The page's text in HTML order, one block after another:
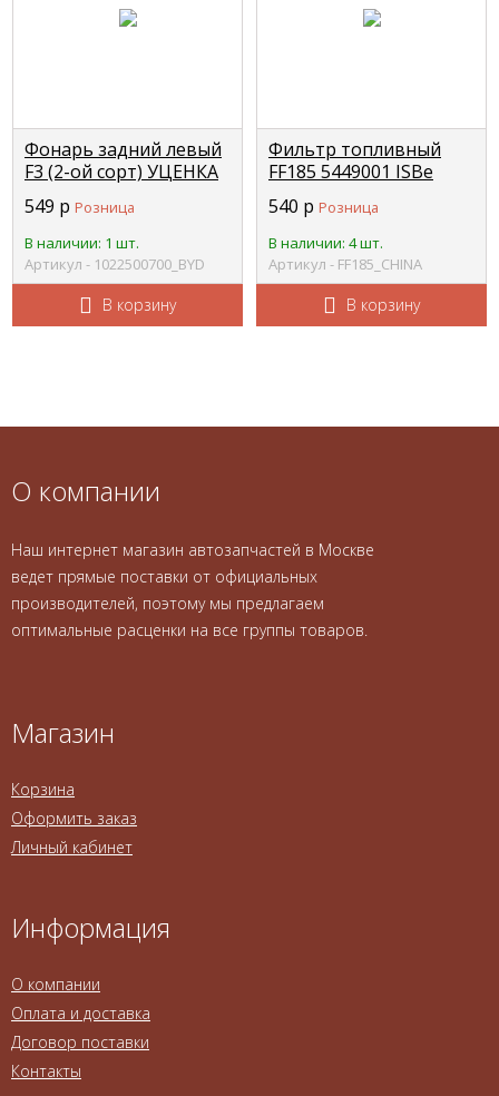
Фонарь задний левый
F3 (2-ой сорт) УЦЕНКА
BYD 10225007-00
549 р Розница
В наличии: 1 шт.
Артикул - 1022500700_BYD
В корзину
Фильтр топливный
FF185 5449001 ISBe
ЕВРО-5 CHINA
540 р Розница
В наличии: 4 шт.
Артикул - FF185_CHINA
В корзину
О компании
Наш интернет магазин автозапчастей в Москве
ведет прямые поставки от официальных
производителей, поэтому мы предлагаем
оптимальные расценки на все группы товаров.
Магазин
Корзина
Оформить заказ
Личный кабинет
Информация
О компании
Оплата и доставка
Договор поставки
Контакты